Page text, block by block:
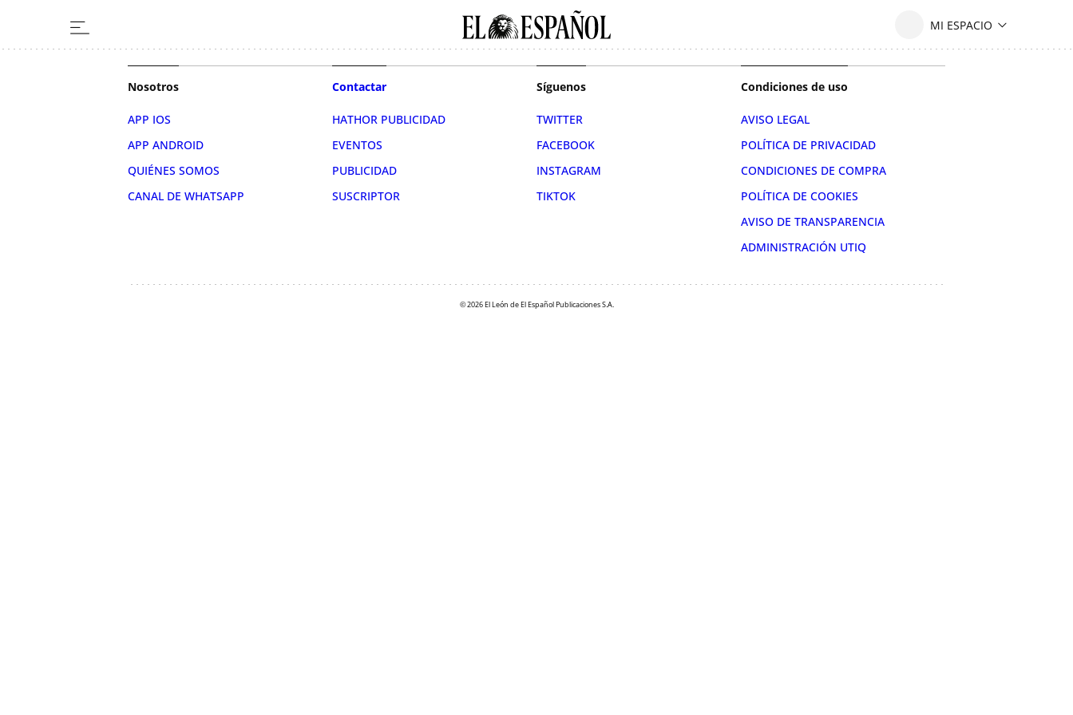
Nosotros
APP IOS
APP ANDROID
QUIÉNES SOMOS
CANAL DE WHATSAPP
Contactar
HATHOR PUBLICIDAD
EVENTOS
PUBLICIDAD
SUSCRIPTOR
Síguenos
TWITTER
FACEBOOK
INSTAGRAM
TIKTOK
Condiciones de uso
AVISO LEGAL
POLÍTICA DE PRIVACIDAD
CONDICIONES DE COMPRA
POLÍTICA DE COOKIES
AVISO DE TRANSPARENCIA
ADMINISTRACIÓN UTIQ
© 2026 El León de El Español Publicaciones S.A.